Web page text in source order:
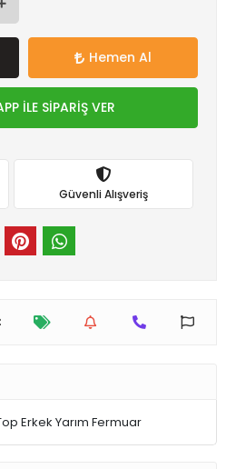
Hemen Al
İLE SİPARİŞ VER
Güvenli Alışveriş
Erkek Yarım Fermuar